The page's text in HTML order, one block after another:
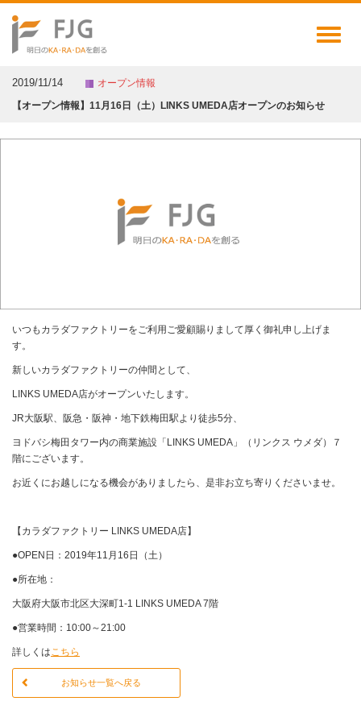
Toggle
2019/11/14
オープン情報
【オープン情報】11月16日（土）LINKS UMEDA店オープンのお知らせ
いつもカラダファクトリーをご利用ご愛顧賜りまして厚く御礼申し上げま
す。
新しいカラダファクトリーの仲間として、
LINKS UMEDA店がオープンいたします。
JR大阪駅、阪急・阪神・地下鉄梅田駅より徒歩5分、
ヨドバシ梅田タワー内の商業施設「LINKS UMEDA」（リンクス ウメダ）７
階にございます。
お近くにお越しになる機会がありましたら、是非お立ち寄りくださいませ。
【カラダファクトリー LINKS UMEDA店】
●OPEN日：2019年11月16日（土）
●所在地：
大阪府大阪市北区大深町1-1 LINKS UMEDA 7階
●営業時間：10:00～21:00
詳しくはこちら
お知らせ一覧へ戻る